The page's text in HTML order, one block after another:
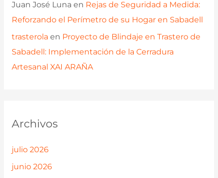
Juan José Luna en Rejas de Seguridad a Medida:
Reforzando el Perímetro de su Hogar en Sabadell
trasterola en Proyecto de Blindaje en Trastero de
Sabadell: Implementación de la Cerradura
Artesanal XAI ARAÑA
Archivos
julio 2026
junio 2026